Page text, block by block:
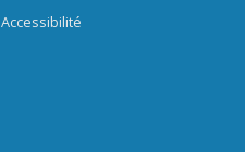
Accessibilité